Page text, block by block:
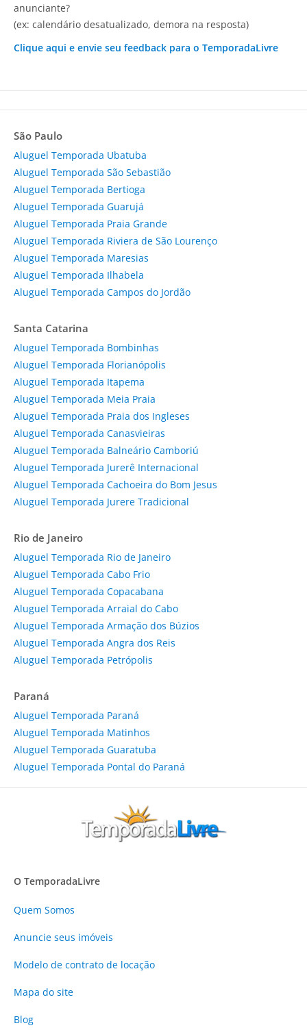
anunciante?
(ex: calendário desatualizado, demora na resposta)
Clique aqui e envie seu feedback para o TemporadaLivre
São Paulo
Aluguel Temporada Ubatuba
Aluguel Temporada São Sebastião
Aluguel Temporada Bertioga
Aluguel Temporada Guarujá
Aluguel Temporada Praia Grande
Aluguel Temporada Riviera de São Lourenço
Aluguel Temporada Maresias
Aluguel Temporada Ilhabela
Aluguel Temporada Campos do Jordão
Santa Catarina
Aluguel Temporada Bombinhas
Aluguel Temporada Florianópolis
Aluguel Temporada Itapema
Aluguel Temporada Meia Praia
Aluguel Temporada Praia dos Ingleses
Aluguel Temporada Canasvieiras
Aluguel Temporada Balneário Camboriú
Aluguel Temporada Jurerê Internacional
Aluguel Temporada Cachoeira do Bom Jesus
Aluguel Temporada Jurere Tradicional
Rio de Janeiro
Aluguel Temporada Rio de Janeiro
Aluguel Temporada Cabo Frio
Aluguel Temporada Copacabana
Aluguel Temporada Arraial do Cabo
Aluguel Temporada Armação dos Búzios
Aluguel Temporada Angra dos Reis
Aluguel Temporada Petrópolis
Paraná
Aluguel Temporada Paraná
Aluguel Temporada Matinhos
Aluguel Temporada Guaratuba
Aluguel Temporada Pontal do Paraná
O TemporadaLivre
Quem Somos
Anuncie seus imóveis
Modelo de contrato de locação
Mapa do site
Blog